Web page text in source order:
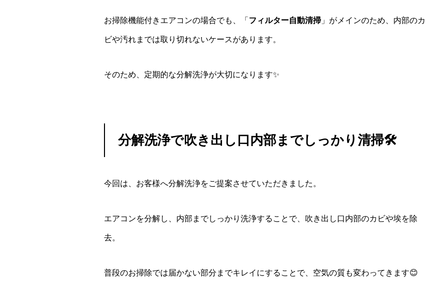
お掃除機能付きエアコンの場合でも、「 フィルター自動清掃 」がメインのため、内部のカ
ビや汚れまでは取り切れないケースがあります。
そのため、定期的な分解洗浄が大切になります✨
分解洗浄で吹き出し口内部までしっかり清掃🛠️
今回は、お客様へ分解洗浄をご提案させていただきました。
エアコンを分解し、内部までしっかり洗浄することで、吹き出し口内部のカビや埃を除
去。
普段のお掃除では届かない部分までキレイにすることで、空気の質も変わってきます😊